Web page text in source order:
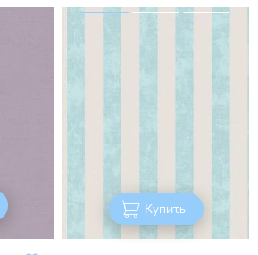
Купить